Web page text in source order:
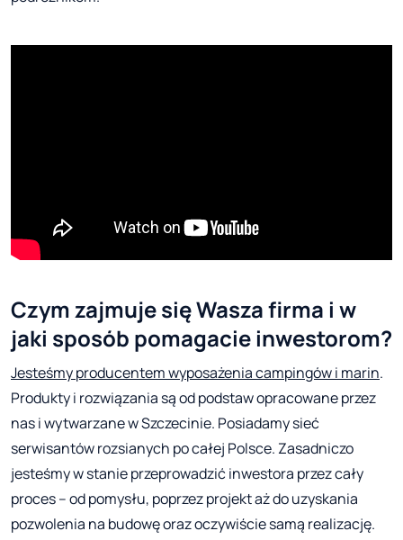
Czym zajmuje się Wasza firma i w
jaki sposób pomagacie inwestorom?
Jesteśmy producentem wyposażenia campingów i marin.
Produkty i rozwiązania są od podstaw opracowane przez
nas i wytwarzane w Szczecinie. Posiadamy sieć
serwisantów rozsianych po całej Polsce. Zasadniczo
jesteśmy w stanie przeprowadzić inwestora przez cały
proces – od pomysłu, poprzez projekt aż do uzyskania
pozwolenia na budowę oraz oczywiście samą realizację.